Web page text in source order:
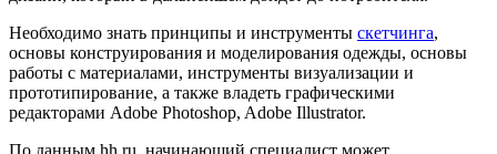
Необходимо знать принципы и инструменты скетчинга,
основы конструирования и моделирования одежды, основы
работы с материалами, инструменты визуализации и
прототипирование, а также владеть графическими
редакторами Adobe Photoshop, Adobe Illustrator.
По данным hh.ru, начинающий специалист может